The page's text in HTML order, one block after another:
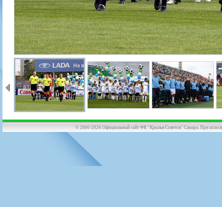
© 2000-2026 Официальный сайт ФК "Крылья Советов" Самара. При